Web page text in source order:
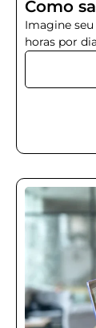
Como
Imagine
horas por